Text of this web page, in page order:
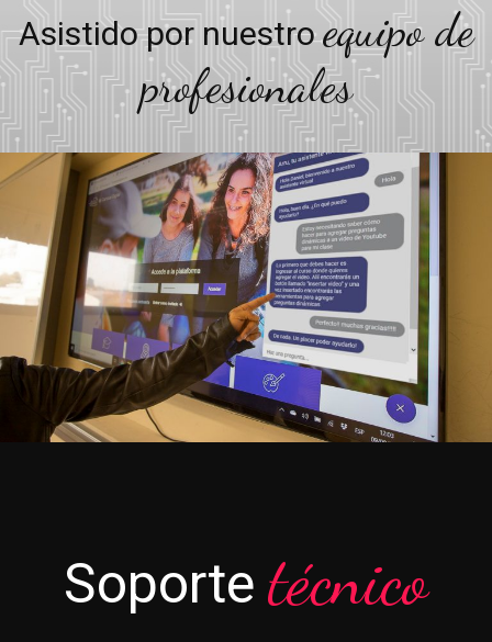
Asistido por nuestro equipo de
profesionales
Soporte técnico